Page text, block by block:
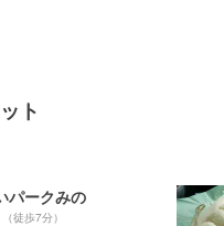
ト
パークみの
（徒歩7分）